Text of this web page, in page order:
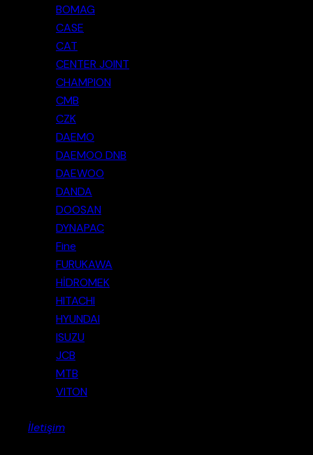
BOMAG
CASE
CAT
CENTER JOINT
CHAMPION
CMB
CZK
DAEMO
DAEMOO DNB
DAEWOO
DANDA
DOOSAN
DYNAPAC
Fine
FURUKAWA
HİDROMEK
HITACHI
HYUNDAI
ISUZU
JCB
MTB
VITON
İletişim